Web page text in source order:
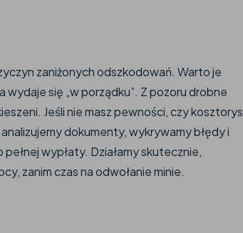
zaniżonych odszkodowań. Warto je
się „w porządku”. Z pozoru drobne
Jeśli nie masz pewności, czy kosztorys
dokumenty, wykrywamy błędy i
wypłaty. Działamy skutecznie,
zanim czas na odwołanie minie.